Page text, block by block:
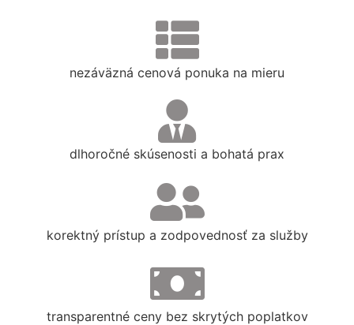
nezáväzná cenová ponuka na mieru
dlhoročné skúsenosti a bohatá prax
korektný prístup a zodpovednosť za služby
transparentné ceny bez skrytých poplatkov